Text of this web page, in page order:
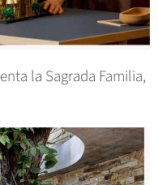
la Sagrada Familia,